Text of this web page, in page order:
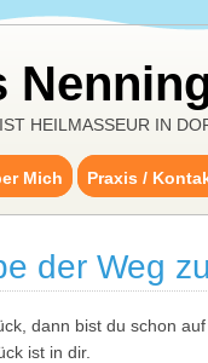
HEILMASSEUR IN
Mich Praxis /
der Weg
dann bist du schon
ist in dir.